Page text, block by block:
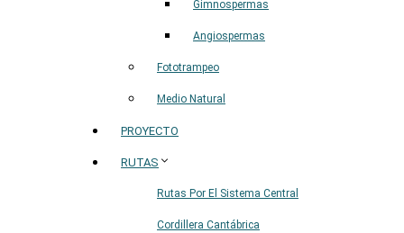
Gimnospermas
Angiospermas
Fototrampeo
Medio Natural
PROYECTO
RUTAS
Rutas Por El Sistema Central
Cordillera Cantábrica